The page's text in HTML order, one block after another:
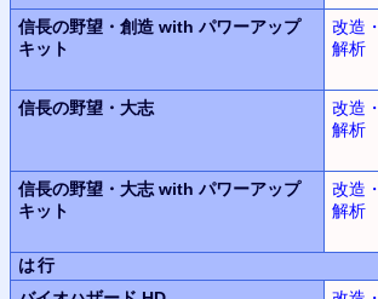
信長の野望・創造 with パワーアップ
キット
改造・
解析
信長の野望・大志
改造・
解析
信長の野望・大志 with パワーアップ
キット
改造・
解析
は行